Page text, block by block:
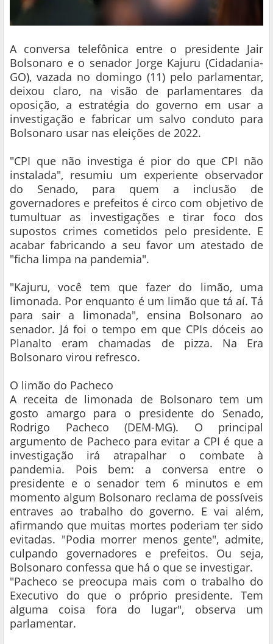
A conversa telefônica entre o presidente Jair
Bolsonaro e o senador Jorge Kajuru (Cidadania-
GO), vazada no domingo (11) pelo parlamentar,
deixou claro, na visão de parlamentares da
oposição, a estratégia do governo em usar a
investigação e fabricar um salvo conduto para
Bolsonaro usar nas eleições de 2022.
"CPI que não investiga é pior do que CPI não
instalada", resumiu um experiente observador
do Senado, para quem a inclusão de
governadores e prefeitos é circo com objetivo de
tumultuar as investigações e tirar foco dos
supostos crimes cometidos pelo presidente. E
acabar fabricando a seu favor um atestado de
"ficha limpa na pandemia".
"Kajuru, você tem que fazer do limão, uma
limonada. Por enquanto é um limão que tá aí. Tá
para sair a limonada", ensina Bolsonaro ao
senador. Já foi o tempo em que CPIs dóceis ao
Planalto eram chamadas de pizza. Na Era
Bolsonaro virou refresco.
O limão do Pacheco
A receita de limonada de Bolsonaro tem um
gosto amargo para o presidente do Senado,
Rodrigo Pacheco (DEM-MG). O principal
argumento de Pacheco para evitar a CPI é que a
investigação irá atrapalhar o combate à
pandemia. Pois bem: a conversa entre o
presidente e o senador tem 6 minutos e em
momento algum Bolsonaro reclama de possíveis
entraves ao trabalho do governo. E vai além,
afirmando que muitas mortes poderiam ter sido
evitadas. "Podia morrer menos gente", admite,
culpando governadores e prefeitos. Ou seja,
Bolsonaro confessa que há o que se investigar.
"Pacheco se preocupa mais com o trabalho do
Executivo do que o próprio presidente. Tem
alguma coisa fora do lugar", observa um
parlamentar.